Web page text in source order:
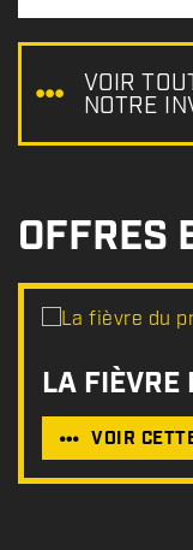
x
VOIR
NOTRE
OFFRES
LA
VOIR